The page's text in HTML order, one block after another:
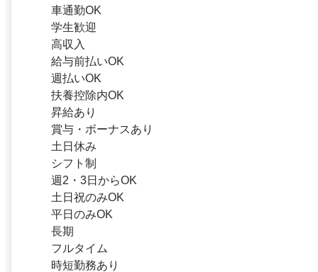
車通勤OK
学生歓迎
高収入
給与前払いOK
週払いOK
扶養控除内OK
昇給あり
賞与・ボーナスあり
土日休み
シフト制
週2・3日からOK
土日祝のみOK
平日のみOK
長期
フルタイム
時短勤務あり